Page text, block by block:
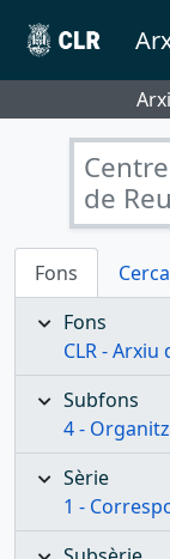
Skip to main content
de
Fons
Fons
CLR - Arxiu
Subfons
4 -
Sèrie
1 -